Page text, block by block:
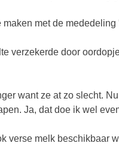
met de
verzekerde door
want ze at zo slecht.
Ja, dat doe ik wel
verse melk beschikbaar